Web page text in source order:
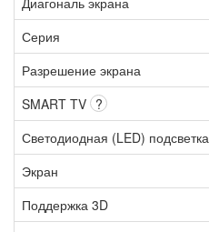
Серия
Разрешение экрана
SMART TV ?
Светодиодная (LED) подсветка
Экран
Поддержка 3D